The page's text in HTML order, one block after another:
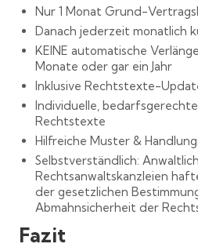
Nur 1 Monat Grund-
Danach jederzeit monatlich
KEINE automatische
Monate oder gar ein Jahr
Inklusive Rechtstexte-
Individuelle,
Rechtstexte
Hilfreiche Muster &
Selbstverständlich:
Rechtsanwaltskanzleien
der gesetzlichen
Abmahnsicherheit der
Fazit